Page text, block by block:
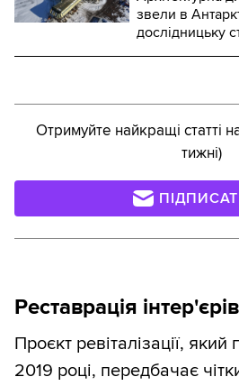
звели в
дослідницьку
Отримуйте найкращі статті
тижні)
Реставрація
Проєкт ревіталізації,
2019 році, передбачає